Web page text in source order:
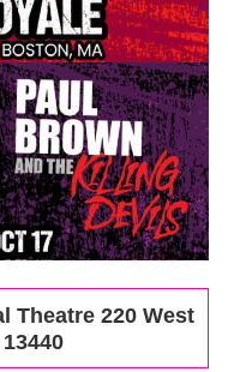
Theatre 220 West